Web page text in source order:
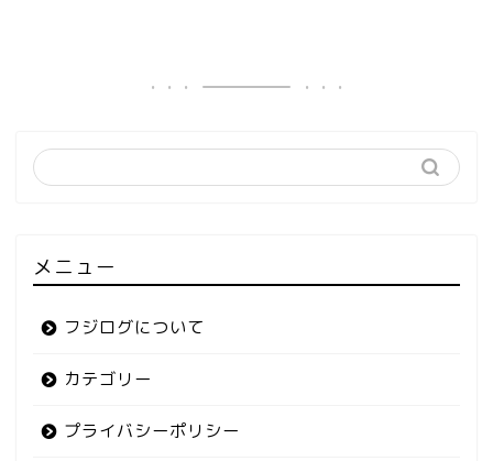
メニュー
フジログについて
カテゴリー
プライバシーポリシー